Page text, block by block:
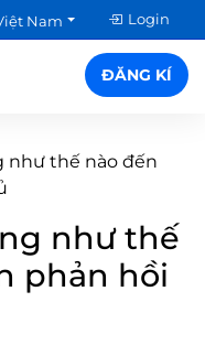
Nam Login
ĐĂNG KÍ
như thế nào đến
như thế
phản hồi